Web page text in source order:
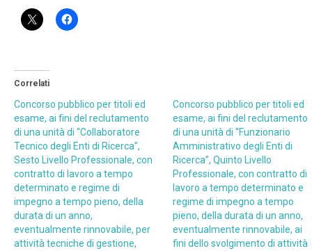
Correlati
Concorso pubblico per titoli ed
esame, ai fini del reclutamento
di una unità di “Collaboratore
Tecnico degli Enti di Ricerca”,
Sesto Livello Professionale, con
contratto di lavoro a tempo
determinato e regime di
impegno a tempo pieno, della
durata di un anno,
eventualmente rinnovabile, per
attività tecniche di gestione,
Concorso pubblico per titoli ed
esame, ai fini del reclutamento
di una unità di “Funzionario
Amministrativo degli Enti di
Ricerca”, Quinto Livello
Professionale, con contratto di
lavoro a tempo determinato e
regime di impegno a tempo
pieno, della durata di un anno,
eventualmente rinnovabile, ai
fini dello svolgimento di attività